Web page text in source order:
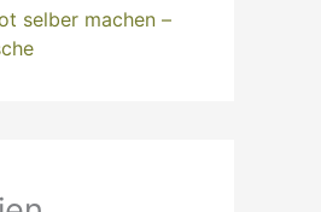
selber machen –